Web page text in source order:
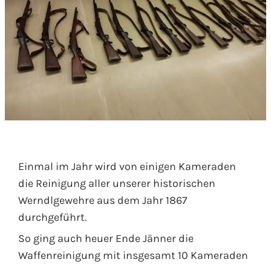
Einmal im Jahr wird von einigen Kameraden
die Reinigung aller unserer historischen
Werndlgewehre aus dem Jahr 1867
durchgeführt.
So ging auch heuer Ende Jänner die
Waffenreinigung mit insgesamt 10 Kameraden